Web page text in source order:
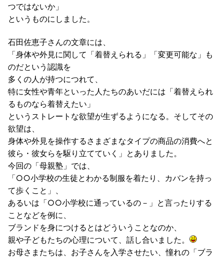
つではないか」
というものにしました。
石田佐恵子さんの文章には、
「身体や外見に関して「着替えられる」「変更可能な」も
のだという認識を
多くの人が持つにつれて、
特に女性や青年といった人たちのあいだには「着替えられ
るものなら着替えたい」
というストレートな欲望が生ずるようになる。そしてその
欲望は、
身体や外見を操作するさまざまなタイプの商品の消費へと
彼ら・彼女らを駆り立てていく」とありました。
今回の「母親塾」では、
「○○小学校の生徒とわかる制服を着たり、カバンを持っ
て歩くこと」、
あるいは「○○小学校に通っているの－」と言ったりする
ことなどを例に、
ブランドを身につけるとはどういうことなのか、
親や子どもたちの心理について、話し合いました。
お母さまたちは、お子さんを入学させたい、憧れの「ブラ